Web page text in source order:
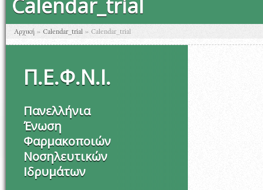
Calendar_trial
Είστε εδώ
Αρχική » Calendar_trial » Calendar_trial
Π.Ε.Φ.Ν.Ι.
Πανελλήνια
Ένωση
Φαρμακοποιών
Νοσηλευτικών
Ιδρυμάτων